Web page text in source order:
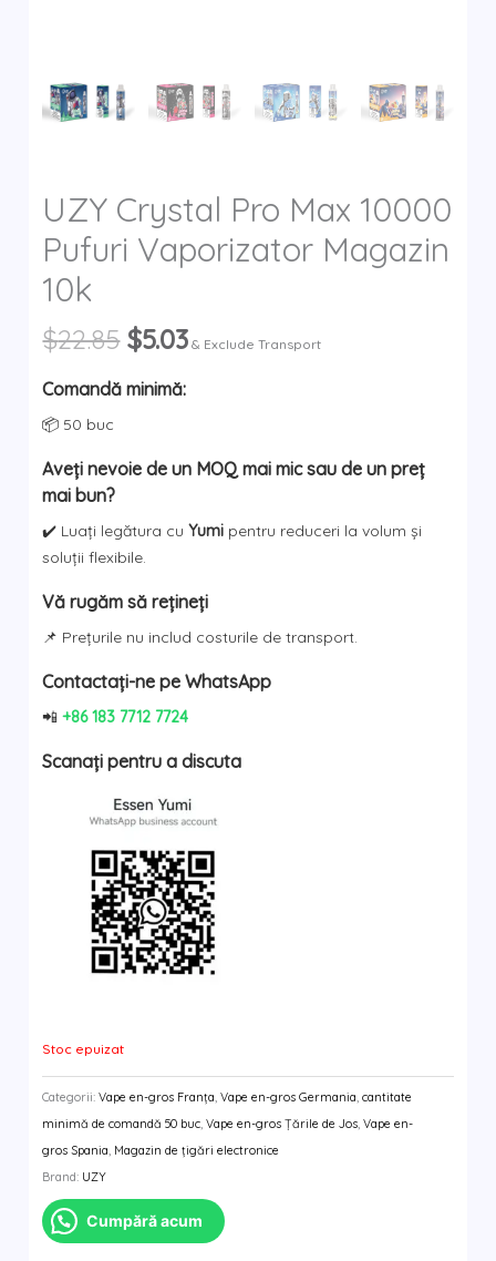
UZY Crystal Pro Max 10000
Pufuri Vaporizator Magazin
10k
$22.85 Prețul
a
$5.03Prețul
& Exclude Transport
Comandă minimă:
📦 50 buc
Aveți nevoie de un MOQ mai mic sau de un preț
mai bun?
✔️ Luați legătura cuYumi pentru reduceri la volum și
soluții flexibile.
Vă rugăm să rețineți
📌 Prețurile nu includ costurile de transport.
Contactați-ne pe WhatsApp
📲+86 183 7712 7724
Scanați pentru a discuta
Stoc epuizat
Categorii:Vape en-gros Franța ,Vape en-gros Germania ,cantitate
minimă de comandă 50 buc ,Vape en-gros Țările de Jos ,Vape en-
gros Spania Magazin de țigări electronice
Brand: UZY
Cumpără acum